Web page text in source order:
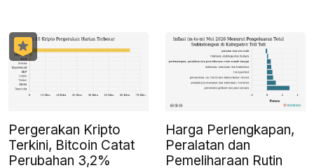
Pergerakan Kripto
Terkini, Bitcoin Catat
Perubahan 3,2%
Harga Perlengkapan,
Peralatan dan
Pemeliharaan Rutin